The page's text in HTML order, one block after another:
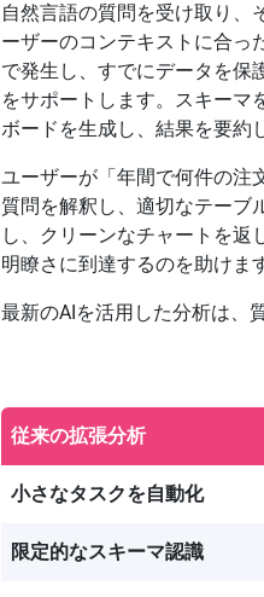
自然言語の質問を受け取り、
ーザーのコンテキストに合っ
で発生し、すでにデータを保
をサポートします。スキーマ
ボードを生成し、結果を要約
ユーザーが「年間で何件の注
質問を解釈し、適切なテーブ
し、クリーンなチャートを返
明瞭さに到達するのを助けま
最新のAIを活用した分析は、
従来の拡張分析
小さなタスクを自動化
限定的なスキーマ認識